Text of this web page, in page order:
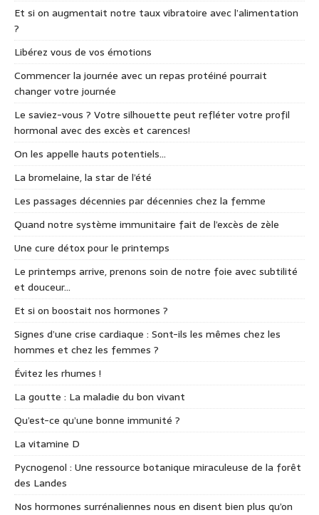
Et si on augmentait notre taux vibratoire avec l’alimentation
?
Libérez vous de vos émotions
Commencer la journée avec un repas protéiné pourrait
changer votre journée
Le saviez-vous ? Votre silhouette peut refléter votre profil
hormonal avec des excès et carences!
On les appelle hauts potentiels…
La bromelaine, la star de l’été
Les passages décennies par décennies chez la femme
Quand notre système immunitaire fait de l’excès de zèle
Une cure détox pour le printemps
Le printemps arrive, prenons soin de notre foie avec subtilité
et douceur…
Et si on boostait nos hormones ?
Signes d’une crise cardiaque : Sont-ils les mêmes chez les
hommes et chez les femmes ?
Évitez les rhumes !
La goutte : La maladie du bon vivant
Qu’est-ce qu’une bonne immunité ?
La vitamine D
Pycnogenol : Une ressource botanique miraculeuse de la forêt
des Landes
Nos hormones surrénaliennes nous en disent bien plus qu’on